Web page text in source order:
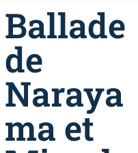
Ballade
de
Naraya
ma et